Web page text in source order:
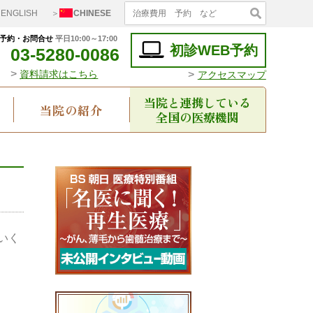
＞ CHINESE
約・お問合せ 平日10:00～17:00
03-5280-0086
> 資料請求はこちら
初診WEB予約
> アクセスマップ
当院の紹介
当院と連携している
全国の医療機関
く